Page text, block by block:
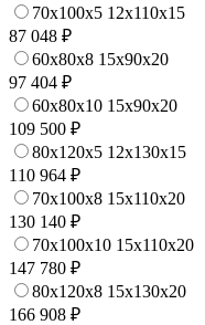
70x100x5 12x110x15
87 048 ₽
60x80x8 15x90x20
97 404 ₽
60x80x10 15x90x20
109 500 ₽
80x120x5 12x130x15
110 964 ₽
70x100x8 15x110x20
130 140 ₽
70x100x10 15x110x20
147 780 ₽
80x120x8 15x130x20
166 908 ₽